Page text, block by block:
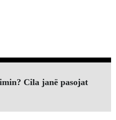
Cila janë pasojat